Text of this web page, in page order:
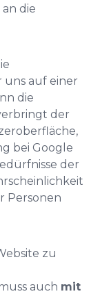
die
auf einer
die
der
bei Google
der
Personen
zu
auch mit